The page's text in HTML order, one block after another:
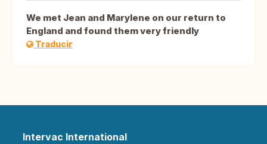
We met Jean and Marylene on our return to
England and found them very friendly
Traducir
Intervac International